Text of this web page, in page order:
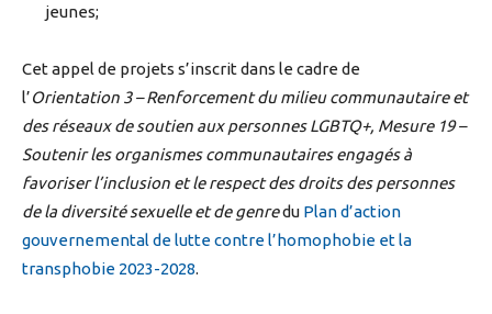
jeunes;
Cet appel de projets s’inscrit dans le cadre de
l’Orientation 3 – Renforcement du milieu communautaire et
des réseaux de soutien aux personnes LGBTQ+, Mesure 19 –
Soutenir les organismes communautaires engagés à
favoriser l’inclusion et le respect des droits des personnes
de la diversité sexuelle et de genredu Plan d’action
gouvernemental de lutte contre l’homophobie et la
transphobie 2023-2028.